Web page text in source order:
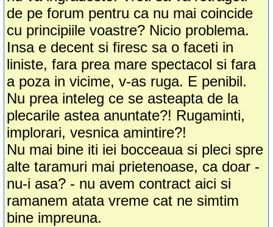
de pe forum pentru ca nu mai coincide
cu principiile voastre? Nicio problema.
Insa e decent si firesc sa o faceti in
liniste, fara prea mare spectacol si fara
a poza in vicime, v-as ruga. E penibil.
Nu prea inteleg ce se asteapta de la
plecarile astea anuntate?! Rugaminti,
implorari, vesnica amintire?!
Nu mai bine iti iei bocceaua si pleci spre
alte taramuri mai prietenoase, ca doar -
nu-i asa? - nu avem contract aici si
ramanem atata vreme cat ne simtim
bine impreuna.